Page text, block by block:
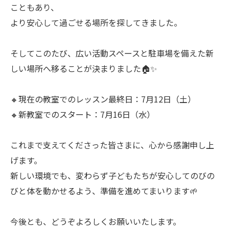
こともあり、
より安心して過ごせる場所を探してきました。
そしてこのたび、広い活動スペースと駐車場を備えた新
しい場所へ移ることが決まりました🏠✨
🔸現在の教室でのレッスン最終日：7月12日（土）
🔸新教室でのスタート：7月16日（水）
これまで支えてくださった皆さまに、心から感謝申し上
げます。
新しい環境でも、変わらず子どもたちが安心してのびの
びと体を動かせるよう、準備を進めてまいります🌱
今後とも、どうぞよろしくお願いいたします。